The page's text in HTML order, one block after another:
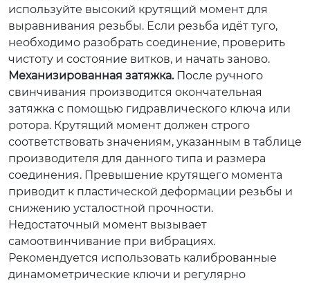
используйте высокий крутящий момент для
выравнивания резьбы. Если резьба идёт туго,
необходимо разобрать соединение, проверить
чистоту и состояние витков, и начать заново.
Механизированная затяжка.После ручного
свинчивания производится окончательная
затяжка с помощью гидравлического ключа или
ротора. Крутящий момент должен строго
соответствовать значениям, указанным в таблице
производителя для данного типа и размера
соединения. Превышение крутящего момента
приводит к пластической деформации резьбы и
снижению усталостной прочности.
Недостаточный момент вызывает
самоотвинчивание при вибрациях.
Рекомендуется использовать калиброванные
динамометрические ключи и регулярно